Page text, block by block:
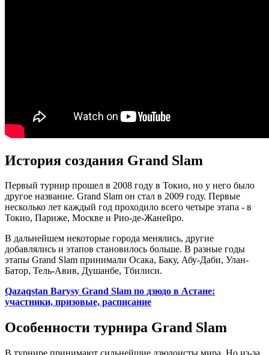
История создания Grand Slam
Первый турнир прошел в 2008 году в Токио, но у него было
другое название. Grand Slam он стал в 2009 году. Первые
несколько лет каждый год проходило всего четыре этапа - в
Токио, Париже, Москве и Рио-де-Жанейро.
В дальнейшем некоторые города менялись, другие
добавлялись и этапов становилось больше. В разные годы
этапы Grand Slam принимали Осака, Баку, Абу-Даби, Улан-
Батор, Тель-Авив, Душанбе, Тбилиси.
Qazaqstan Barysy Grand Slam по дзюдо в Астане:
участники, призовые, расписание
Особенности турнира Grand Slam